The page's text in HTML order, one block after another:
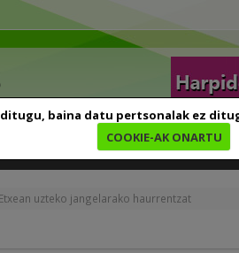
baina datu pertsonalak ez
COOKIE-AK ONARTU
Euskara ikasten
uzteko jangelarako haurrentzat